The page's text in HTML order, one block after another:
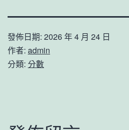
發佈日期: 2026 年 4 月 24 日
作者: admin
分類: 分數